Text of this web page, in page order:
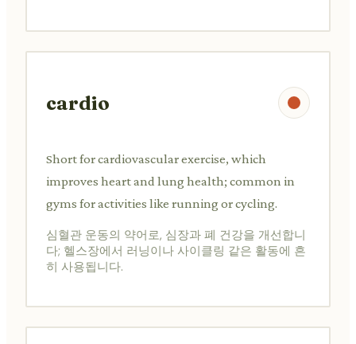
cardio
Short for cardiovascular exercise, which
improves heart and lung health; common in
gyms for activities like running or cycling.
심혈관 운동의 약어로, 심장과 폐 건강을 개선합니
다; 헬스장에서 러닝이나 사이클링 같은 활동에 흔
히 사용됩니다.